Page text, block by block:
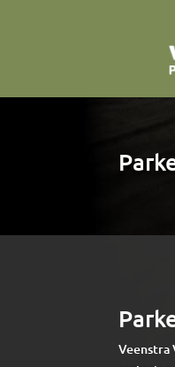
Veenstra